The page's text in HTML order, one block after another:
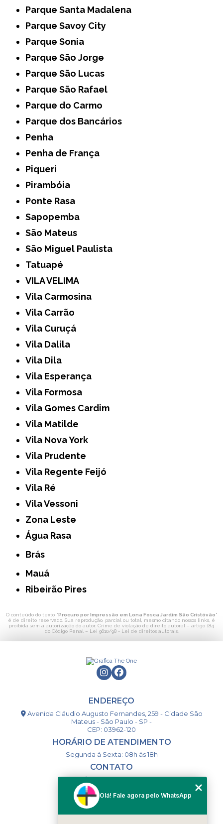
Parque Santa Madalena
Parque Savoy City
Parque Sonia
Parque São Jorge
Parque São Lucas
Parque São Rafael
Parque do Carmo
Parque dos Bancários
Penha
Penha de França
Piqueri
Pirambóia
Ponte Rasa
Sapopemba
São Mateus
São Miguel Paulista
Tatuapé
VILA VELIMA
Vila Carmosina
Vila Carrão
Vila Curuçá
Vila Dalila
Vila Dila
Vila Esperança
Vila Formosa
Vila Gomes Cardim
Vila Matilde
Vila Nova York
Vila Prudente
Vila Regente Feijó
Vila Ré
Vila Vessoni
Zona Leste
Água Rasa
Brás
Mauá
Ribeirão Pires
O conteúdo do texto "Procuro por Impressão em Lona Fosca Jardim São Cristóvão"
é de direito reservado. Sua reprodução, parcial ou total, mesmo citando nossos links, é
proibida sem a autorização do autor. Crime de violação de direito autoral – artigo 184
do Código Penal – Lei 9610/98 - Lei de direitos autorais.
ENDEREÇO
Avenida Cláudio Augusto Fernandes, 259 - Cidade São
Mateus - São Paulo - SP -
CEP: 03962-120
HORÁRIO DE ATENDIMENTO
Segunda á Sexta: 08h ás 18h
CONTATO
(11) 98993-9556
togsm1@gmail.com
Olá! Fale agora pelo WhatsApp